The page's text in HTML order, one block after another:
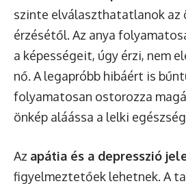
szinte elválaszthatatlanok az
érzésétől. Az anya
a képességeit, úgy érzi, nem
nő. A legapróbb hibáért is
folyamatosan ostorozza
önkép aláássa a lelki
Az apátia és a depresszió
figyelmeztetőek lehetnek. A